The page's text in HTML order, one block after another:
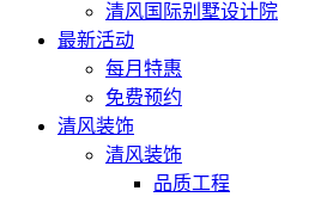
清风国际别墅设计院
最新活动
每月特惠
免费预约
清风装饰
清风装饰
品质工程